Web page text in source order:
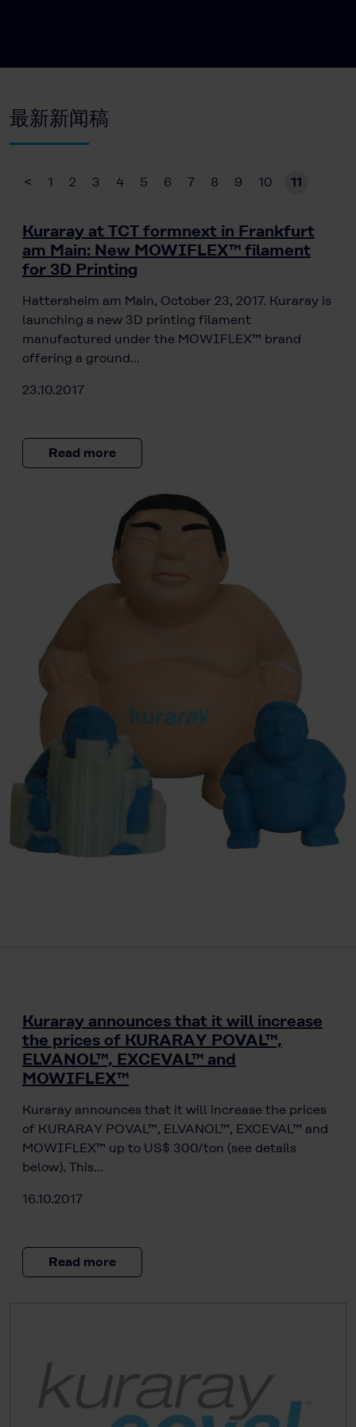
最新新闻稿
< 1 2 3 4 5 6 7 8 9 10 11
Kuraray at TCT formnext in Frankfurt
am Main: New MOWIFLEX™ filament
for 3D Printing
Hattersheim am Main, October 23, 2017. Kuraray is
launching a new 3D printing filament
manufactured under the MOWIFLEX™ brand
offering a ground…
23.10.2017
Read more
Kuraray announces that it will increase
the prices of KURARAY POVAL™,
ELVANOL™, EXCEVAL™ and
MOWIFLEX™
Kuraray announces that it will increase the prices
of KURARAY POVAL™, ELVANOL™, EXCEVAL™ and
MOWIFLEX™ up to US$ 300/ton (see details
below). This…
16.10.2017
Read more